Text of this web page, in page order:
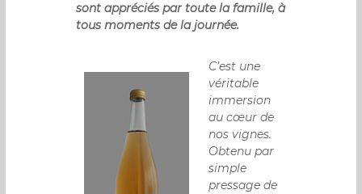
sont appréciés par toute la famille, à
tous moments de la journée.
C’est une
véritable
immersion
au cœur de
nos vignes.
Obtenu par
simple
pressage de